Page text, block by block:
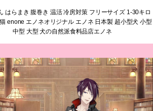
はらまき 腹巻き 温活 冷房対策 フリーサイズ 1-30キロ
enone エノネオリジナル エノネ 日本製 超小型犬 小型
中型 大型 犬の自然派食料品店エノネ